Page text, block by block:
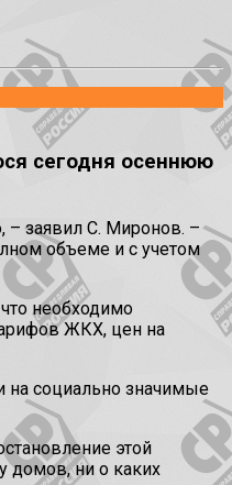
сегодня осеннюю
– заявил С. Миронов. –
объеме и с учетом
необходимо
ЖКХ, цен на
социально значимые
этой
домов, ни о каких